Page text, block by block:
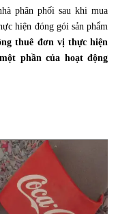
phân phối sau khi mua
hiện đóng gói sản phẩm
thuê đơn vị thực hiện
phần của hoạt động